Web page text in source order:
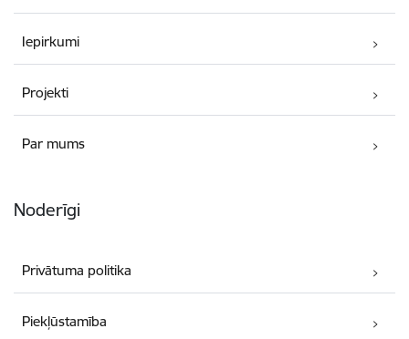
Iepirkumi
Projekti
Par mums
Noderīgi
Privātuma politika
Piekļūstamība